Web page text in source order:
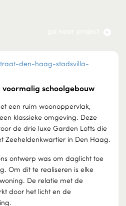
voormalig schoolgebouw
een ruim woonoppervlak,
klassieke omgeving. Deze
de drie luxe Garden Lofts die
Zeeheldenkwartier in Den Haag.
ontwerp was om daglicht toe
Om dit te realiseren is elke
De relatie met de
door het licht en de